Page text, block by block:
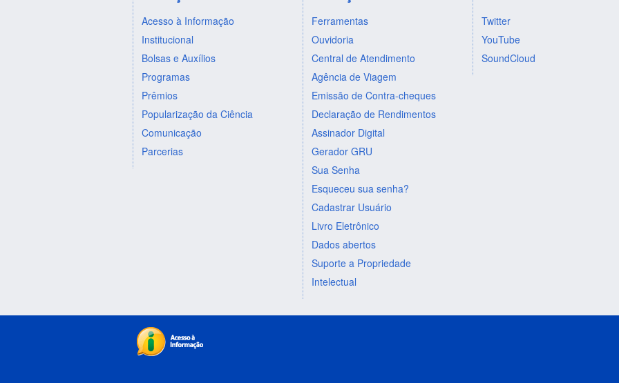
Acesso à Informação
Institucional
Bolsas e Auxílios
Programas
Prêmios
Popularização da Ciência
Comunicação
Parcerias
Ferramentas
Ouvidoria
Central de Atendimento
Agência de Viagem
Emissão de Contra-cheques
Declaração de Rendimentos
Assinador Digital
Gerador GRU
Sua Senha
Esqueceu sua senha?
Cadastrar Usuário
Livro Eletrônico
Dados abertos
Suporte a Propriedade
Intelectual
Twitter
YouTube
SoundCloud